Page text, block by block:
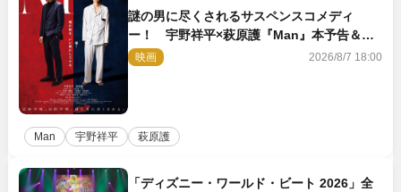
謎の男に尽くされるサスペンスコメディ
ー！ 宇野祥平×萩原護『Man』本予告＆新
ビジュアル解禁
映画 2026/8/7 18:00
Man 宇野祥平 萩原護
「ディズニー・ワールド・ビート 2026」全